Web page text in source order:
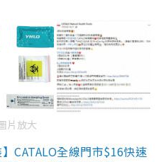
片放大
CATALO全線門市$16快速